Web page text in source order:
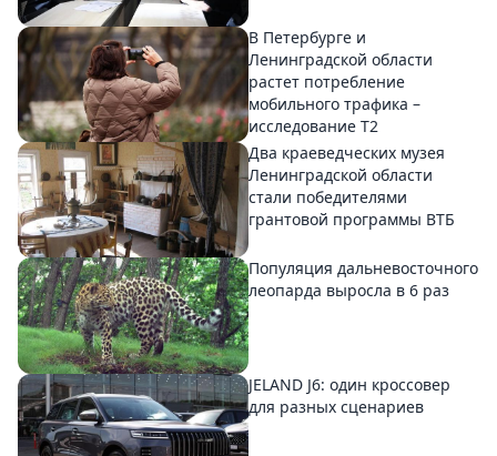
В Петербурге и
Ленинградской области
растет потребление
мобильного трафика –
исследование T2
Два краеведческих музея
Ленинградской области
стали победителями
грантовой программы ВТБ
Популяция дальневосточного
леопарда выросла в 6 раз
JELAND J6: один кроссовер
для разных сценариев